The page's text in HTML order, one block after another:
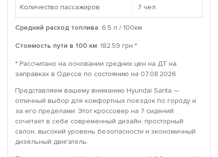
Количество пассажиров 7 чел
Средний расход топлива: 6.5 л / 100км
Стоимость пути в 100 км: 182.59 грн *
* Рассчитано на основании средних цен на ДТ на
заправках в Одессе по состоянию на 07.08.2026
Представляем вашему вниманию Hyundai Santa —
отличный выбор для комфортных поездок по городу и
за его пределами. Этот кроссовер на 7 сидений
сочетает в себе современный дизайн, просторный
салон, высокий уровень безопасности и экономичный
дизельный двигатель.